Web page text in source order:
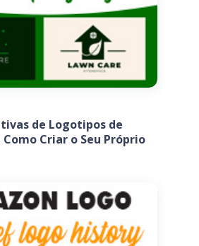
de Logotipos de
Criar o Seu Próprio